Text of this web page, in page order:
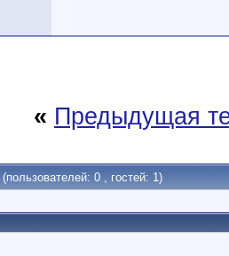
« Предыдущая
(пользователей: 0 , гостей: 1)